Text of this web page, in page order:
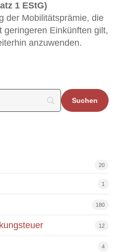
1 EStG)
der Mobilitätsprämie, die
geringeren Einkünften gilt,
anzuwenden.
20
1
180
12
4